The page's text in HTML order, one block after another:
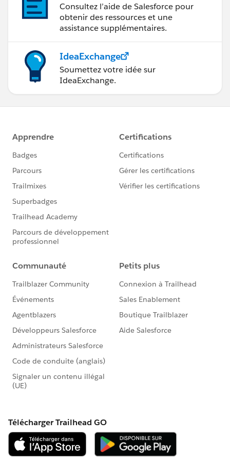
Consultez l’aide de Salesforce pour
obtenir des ressources et une
assistance supplémentaires.
IdeaExchange
Soumettez votre idée sur
IdeaExchange.